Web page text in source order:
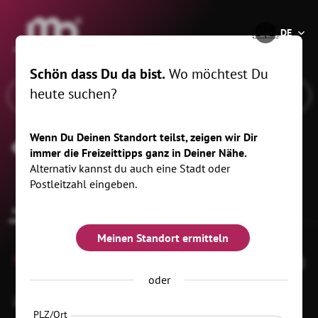
®
🇩🇪DE
Topaswelt Schneckenstein
Infos zur Location
Schön dass Du da bist. Wo möchtest Du
heute suchen?
Wenn Du Deinen Standort teilst, zeigen wir Dir
immer die Freizeittipps ganz in Deiner Nähe.
Alternativ kannst du auch eine Stadt oder
Postleitzahl eingeben.
Meinen Standort ermitteln
oder
PLZ/Ort